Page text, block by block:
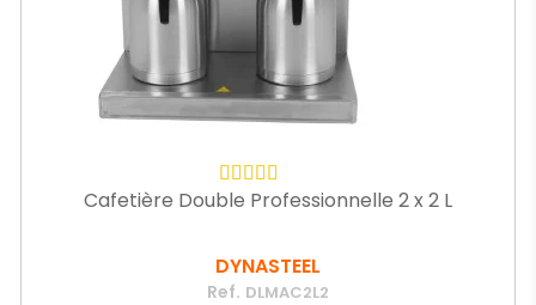
Cafetière Double Professionnelle 2 x 2 L
DYNASTEEL
Ref. DLMAC2L2